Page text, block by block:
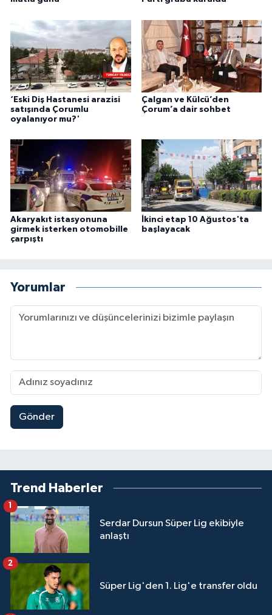
‘Eski Diş Hastanesi arazisi
satışında Çorumlu
oyalanıyor mu?'
Çalgan ve Külcü’den
Çorum’a dair sohbet
Akaryakıt istasyonuna
girmek isterken otomobille
çarpıştı
İkinci etap 10 Ağustos'ta
başlayacak
Yorumlar
Gönder
Trend Haberler
Serdar Dursun Süper Lig ekibiyle
anlaştı
Süper Lig'den 1. Lig'e transfer oldu
2